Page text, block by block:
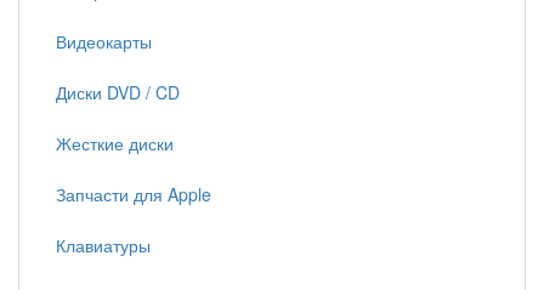
Видеокарты
Диски DVD / CD
Жесткие диски
Запчасти для Apple
Клавиатуры